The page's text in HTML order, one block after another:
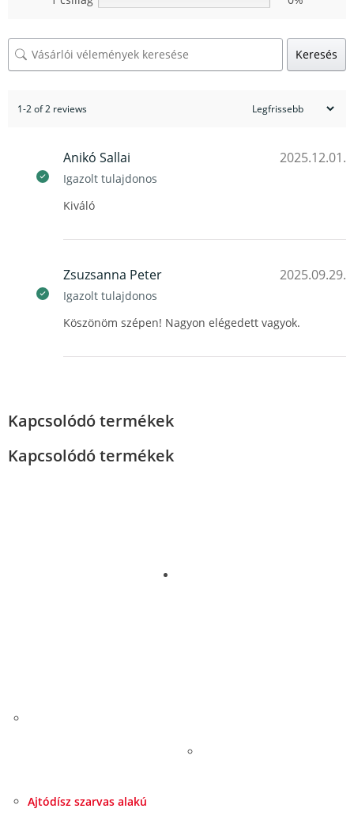
Keresés
1-2 of 2 reviews
Anikó Sallai
Igazolt tulajdonos
2025.12.01.
Kiváló
Zsuzsanna Peter
Igazolt tulajdonos
2025.09.29.
Köszönöm szépen! Nagyon elégedett vagyok.
Kapcsolódó termékek
Kapcsolódó termékek
Ajtódísz szarvas alakú